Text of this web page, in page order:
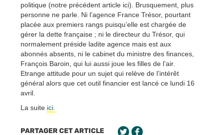
politique (notre précédent article ici). Brusquement, plus
personne ne parle. Ni l’agence France Trésor, pourtant
placée aux premiers rangs puisqu’elle est chargée de
gérer la dette française ; ni le directeur du Trésor, qui
normalement préside ladite agence mais est aux
abonnés absents, ni le cabinet du ministre des finances,
François Baroin, qui lui aussi joue les filles de l’air.
Etrange attitude pour un sujet qui relève de l’intérêt
général alors que cet outil financier est lancé ce lundi 16
avril.
La suite ici.
PARTAGER CET ARTICLE